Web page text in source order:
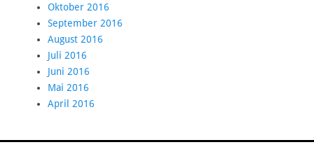
Oktober 2016
September 2016
August 2016
Juli 2016
Juni 2016
Mai 2016
April 2016